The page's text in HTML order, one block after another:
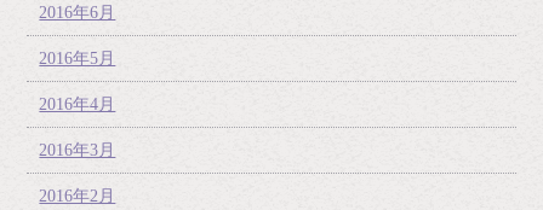
2016年6月
2016年5月
2016年4月
2016年3月
2016年2月